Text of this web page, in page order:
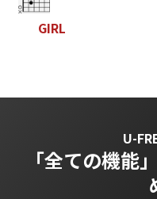
GIRL
U-
「全ての機能